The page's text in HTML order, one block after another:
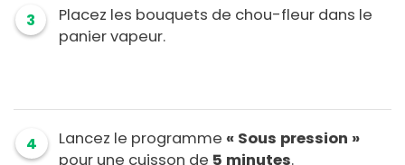
3
Placez les bouquets de chou-fleur dans le
panier vapeur.
4 Lancez le programme « Sous pression »
pour une cuisson de 5 minutes.